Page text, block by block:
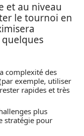
et au niveau
le tournoi en
quelques
complexité des
exemple, utiliser
rapides et très
plus
stratégie pour